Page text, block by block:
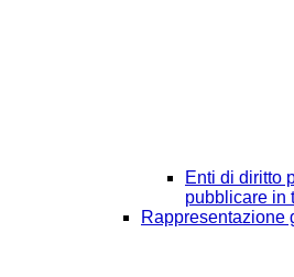
Enti di diritto
pubblicare in
Rappresentazione